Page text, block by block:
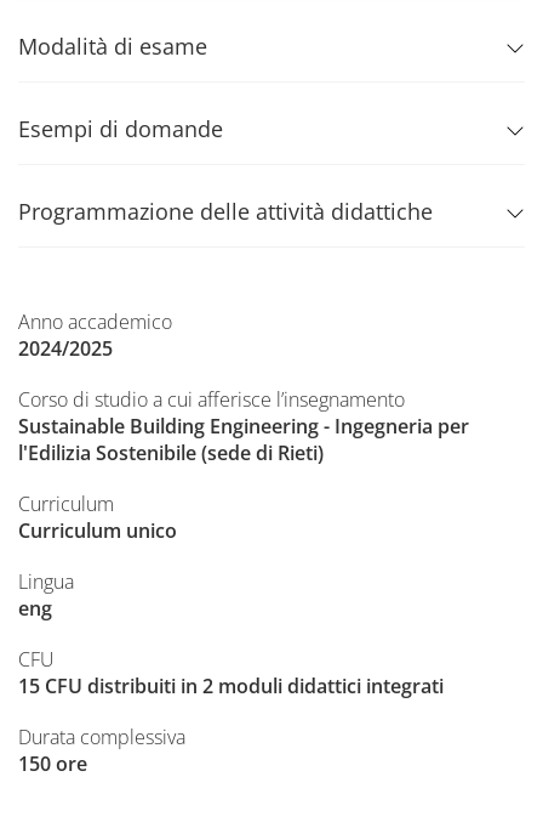
Modalità di esame
Esempi di domande
Programmazione delle attività didattiche
Anno accademico
2024/2025
Corso di studio a cui afferisce l’insegnamento
Sustainable Building Engineering - Ingegneria per
l'Edilizia Sostenibile (sede di Rieti)
Curriculum
Curriculum unico
Lingua
eng
CFU
15 CFU distribuiti in 2 moduli didattici integrati
Durata complessiva
150 ore